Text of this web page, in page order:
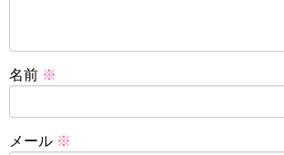
名前 ※
メール ※